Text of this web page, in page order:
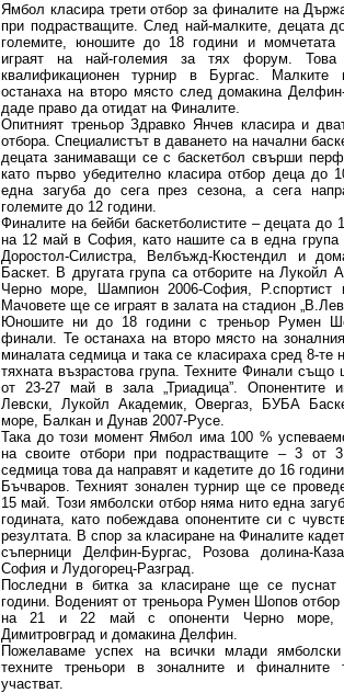
Ямбол класира трети отбор за финалите на
при подрастващите. След най-малките, децата
големите, юношите до 18 години и
играят на най-големия за тях форум.
квалификационен турнир в Бургас. Малките
останаха на второ място след домакина
даде право да отидат на Финалите.
Опитният треньор Здравко Янчев класира и
отбора. Специалистът в даването на начални
децата занимаващи се с баскетбол свърши
като първо убедително класира отбор деца до
една загуба до сега през сезона, а сега
големите до 12 години.
Финалите на бейби баскетболистите – децата до
на 12 май в София, като нашите са в една група
Доростол-Силистра, Велбъжд-Кюстендил и
Баскет. В другата група са отборите на Лукойл
Черно море, Шампион 2006-София, Р.спортист
Мачовете ще се играят в залата на стадион
Юношите ни до 18 години с треньор Румен
финали. Те останаха на второ място на
миналата седмица и така се класираха сред 8-те
тяхната възрастова група. Техните Финали
от 23-27 май в зала „Триадица”. Опонентите
Левски, Лукойл Академик, Овергаз, БУБА
море, Балкан и Дунав 2007-Русе.
Така до този момент Ямбол има 100 %
на своите отбори при подрастващите – 3 от
седмица това да направят и кадетите до 16
Бъчваров. Техният зонален турнир ще се
15 май. Този ямболски отбор няма нито една
годината, като побеждава опонентите си с
резултата. В спор за класиране на Финалите
съперници Делфин-Бургас, Розова долина-
София и Лудогорец-Разград.
Последни в битка за класиране ще се
години. Воденият от треньора Румен Шопов
на 21 и 22 май с опоненти Черно море,
Димитровград и домакина Делфин.
Пожелаваме успех на всички млади ямболски
техните треньори в зоналните и финалните
участват.